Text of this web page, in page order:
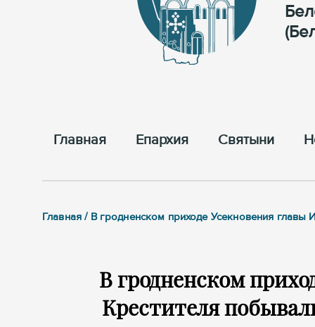
Главная Епархия Cвятыни
Главная / В гродненском приходе Усекновения
В гродненском
Крестителя